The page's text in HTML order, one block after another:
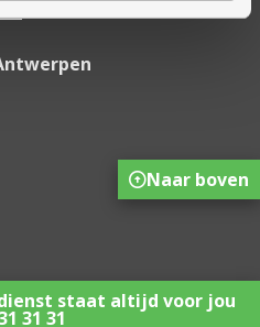
staat altijd voor jou
31 31
Naar boven